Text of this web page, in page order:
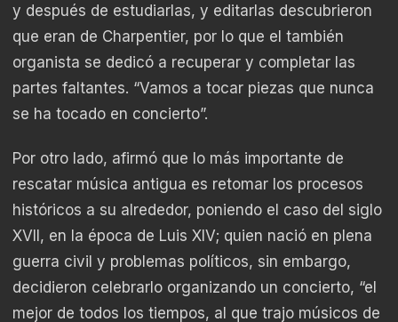
y después de estudiarlas, y editarlas descubrieron
que eran de Charpentier, por lo que el también
organista se dedicó a recuperar y completar las
partes faltantes. “Vamos a tocar piezas que nunca
se ha tocado en concierto”.
Por otro lado, afirmó que lo más importante de
rescatar música antigua es retomar los procesos
históricos a su alrededor, poniendo el caso del siglo
XVII, en la época de Luis XIV; quien nació en plena
guerra civil y problemas políticos, sin embargo,
decidieron celebrarlo organizando un concierto, “el
mejor de todos los tiempos, al que trajo músicos de